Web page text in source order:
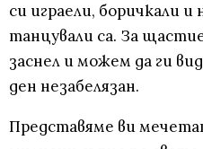
си играели, боричкали
танцували са. За
заснел и можем да ги
ден незабелязан.
Представяме ви